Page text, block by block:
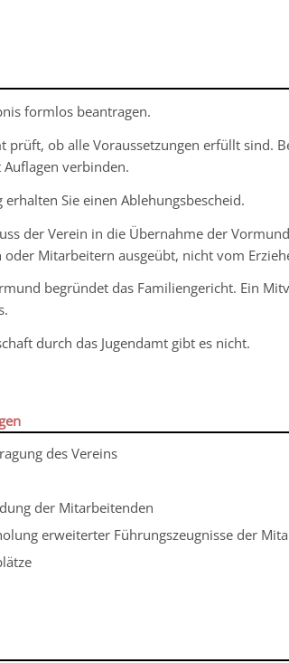
formlos beantragen.
prüft, ob alle Voraussetzungen erfüllt sind.
verbinden.
Sie einen Ablehungsbescheid.
der Verein in die Übernahme der
Mitarbeitern ausgeübt, nicht vom
begründet das Familiengericht. Ein
durch das Jugendamt gibt es nicht.
des Vereins
der Mitarbeitenden
erweiterter Führungszeugnisse der